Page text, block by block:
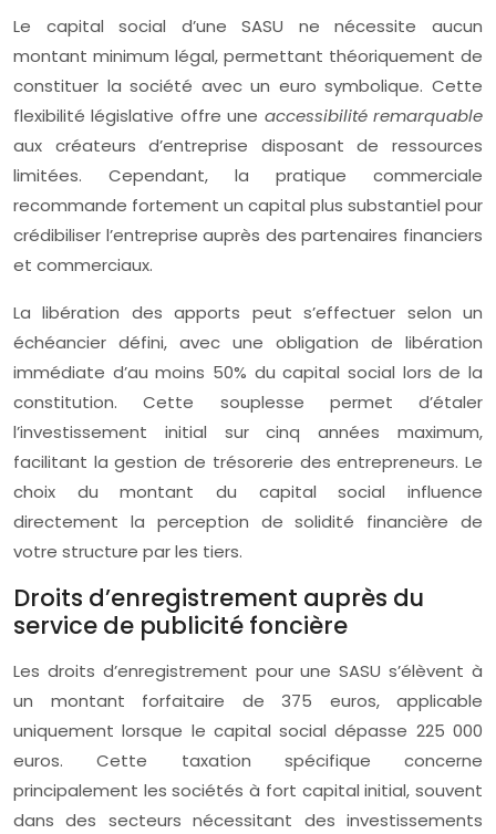
Le capital social d’une SASU ne nécessite aucun
montant minimum légal, permettant théoriquement de
constituer la société avec un euro symbolique. Cette
flexibilité législative offre une accessibilité remarquable
aux créateurs d’entreprise disposant de ressources
limitées. Cependant, la pratique commerciale
recommande fortement un capital plus substantiel pour
crédibiliser l’entreprise auprès des partenaires financiers
et commerciaux.
La libération des apports peut s’effectuer selon un
échéancier défini, avec une obligation de libération
immédiate d’au moins 50% du capital social lors de la
constitution. Cette souplesse permet d’étaler
l’investissement initial sur cinq années maximum,
facilitant la gestion de trésorerie des entrepreneurs. Le
choix du montant du capital social influence
directement la perception de solidité financière de
votre structure par les tiers.
Droits d’enregistrement auprès du
service de publicité foncière
Les droits d’enregistrement pour une SASU s’élèvent à
un montant forfaitaire de 375 euros, applicable
uniquement lorsque le capital social dépasse 225 000
euros. Cette taxation spécifique concerne
principalement les sociétés à fort capital initial, souvent
dans des secteurs nécessitant des investissements